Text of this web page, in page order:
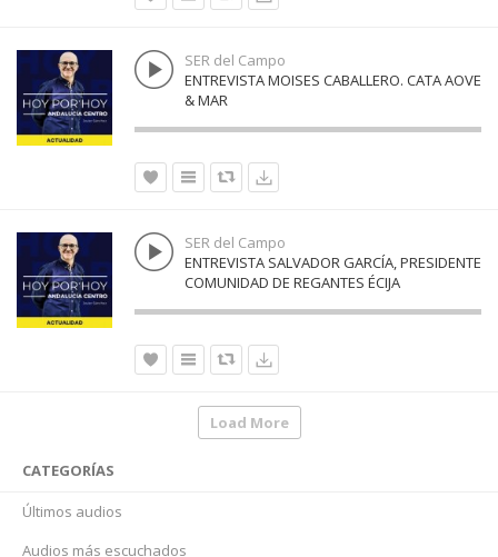
SER del Campo
ENTREVISTA MOISES CABALLERO. CATA AOVE
& MAR
SER del Campo
ENTREVISTA SALVADOR GARCÍA, PRESIDENTE
COMUNIDAD DE REGANTES ÉCIJA
Load More
CATEGORÍAS
Últimos audios
Audios más escuchados